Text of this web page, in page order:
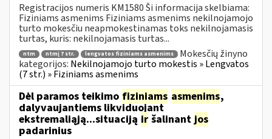
Registracijos numeris KM1580 Ši informacija skelbiama:
Fiziniams asmenims Fiziniams asmenims nekilnojamojo
turto mokesčiu neapmokestinamas toks nekilnojamasis
turtas, kuris: nekilnojamasis turtas...
ntm ntmį 7 str. lengvatos fiziniams asmenims
Mokesčių žinyno
kategorijos: Nekilnojamojo turto mokestis » Lengvatos
(7 str.) » Fiziniams asmenims
Dėl paramos teikimo fiziniams asmenims,
dalyvaujantiems likviduojant
ekstremaliąją...situaciją ir šalinant jos
padarinius